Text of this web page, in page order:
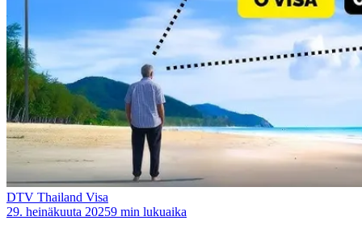
DTV Thailand Visa
29. heinäkuuta 20259 min lukuaika